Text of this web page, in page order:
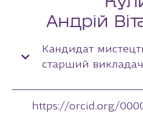
Андрій
Кандидат
старший викладач
https://orcid.org/